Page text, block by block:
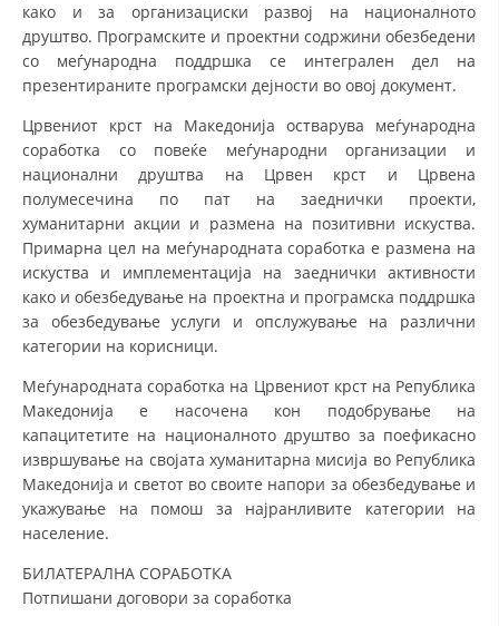
СПАСИТЕЛНА СТАНИЦА ВОДНО
ПРОЕКТИ – ПОДГОТВЕНОСТ И ДЕЈСТВУВАЊЕ ПРИ КАТАСТРОФИ
ОДНОСИ СО ЈАВНОСТ
МЕЃУНАРОДНА СОРАБОТКА
ДОГОВОРИ
ЗНАЧЕЊЕ НА СЛУЖБАТА ЗА БАРАЊЕ
ЗДРАВСТВЕНО ПРЕВЕНТИВНА ДЕЈНОСТ
КРВОДАРИТЕЛСТВО
ИНФОРМАЦИИ ЗА БОЛЕСТИ
како и за организациски развој на националното
друштво. Програмските и проектни содржини обезбедени
со меѓународна поддршка се интегрален дел на
презентираните програмски дејности во овој документ.
Црвениот крст на Македонија остварува меѓународна
соработка со повеќе меѓународни организации и
национални друштва на Црвен крст и Црвена
полумесечина по пат на заеднички проекти,
хуманитарни акции и размена на позитивни искуства.
Примарна цел на меѓународната соработка е размена на
искуства и имплементација на заеднички активности
како и обезбедување на проектна и програмска поддршка
за обезбедување услуги и опслужување на различни
категории на корисници.
Меѓународната соработка на Црвениот крст на Република
Македонија е насочена кон подобрување на
капацитетите на националното друштво за поефикасно
извршување на својата хуманитарна мисија во Република
Македонија и светот во своите напори за обезбедување и
укажување на помош за најранливите категории на
население.
БИЛАТЕРАЛНА СОРАБОТКА
Потпишани договори за соработка